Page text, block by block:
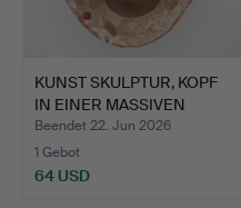
KUNST SKULPTUR, KOPF
IN EINER MASSIVEN
FOR…
Beendet 22. Jun 2026
1 Gebot
64 USD